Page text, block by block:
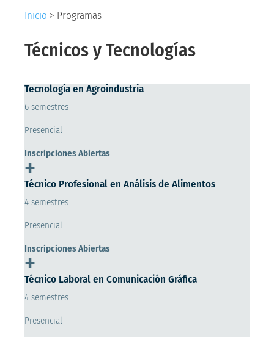
Inicio > Programas
Técnicos y Tecnologías
Tecnología en Agroindustria
6 semestres
Presencial
Inscripciones Abiertas
+
Técnico Profesional en Análisis de Alimentos
4 semestres
Presencial
Inscripciones Abiertas
+
Técnico Laboral en Comunicación Gráfica
4 semestres
Presencial